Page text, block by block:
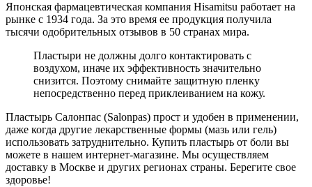
Японская фармацевтическая компания Hisamitsu работает на
рынке с 1934 года. За это время ее продукция получила
тысячи одобрительных отзывов в 50 странах мира.
Пластыри не должны долго контактировать с
воздухом, иначе их эффективность значительно
снизится. Поэтому снимайте защитную пленку
непосредственно перед приклеиванием на кожу.
Пластырь Салонпас (Salonpas) прост и удобен в применении,
даже когда другие лекарственные формы (мазь или гель)
использовать затруднительно. Купить пластырь от боли вы
можете в нашем интернет-магазине. Мы осуществляем
доставку в Москве и других регионах страны. Берегите свое
здоровье!